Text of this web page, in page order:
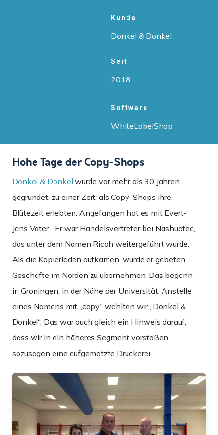
Kunde
Donkel & Donkel
Seit
2018
Software
WhiteLabelShop
Hohe Tage der Copy-Shops
Donkel & Donkel wurde vor mehr als 30 Jahren
gegründet, zu einer Zeit, als Copy-Shops ihre
Blütezeit erlebten. Angefangen hat es mit Evert-
Jans Vater. „Er war Handelsvertreter bei Nashuatec,
das unter dem Namen Ricoh weitergeführt wurde.
Als die Kopierläden aufkamen, wurde er gebeten,
Geschäfte im Norden zu übernehmen. Das begann
in Groningen, in der Nähe der Universität. Anstelle
eines Namens mit „copy“ wählten wir „Donkel &
Donkel“. Das war auch gleich ein Hinweis darauf,
dass wir in ein höheres Segment vorstoßen,
sozusagen eine aufgemotzte Druckerei.